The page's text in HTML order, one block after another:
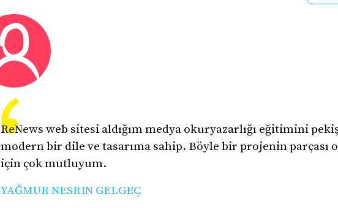
ReNews web sitesi aldığım medya okuryazarlığı eğitimini
modern bir dile ve tasarıma sahip. Böyle bir projenin parçası
için çok mutluyum.
YAĞMUR NESRIN GELGEÇ